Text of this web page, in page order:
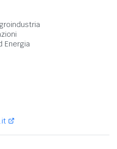
Energia